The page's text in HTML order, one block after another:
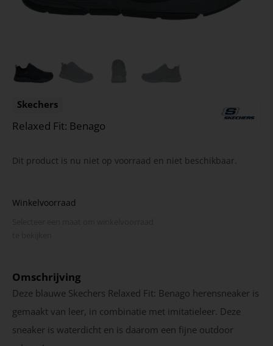
Skechers
Relaxed Fit: Benago
Dit product is nu niet op voorraad en niet beschikbaar.
Winkelvoorraad
Omschrijving
Deze blauwe Skechers Relaxed Fit: Benago herensneaker is
gemaakt van leer, in combinatie met imitatieleer. Deze
sneaker is waterdicht en is daarom een fijne outdoor